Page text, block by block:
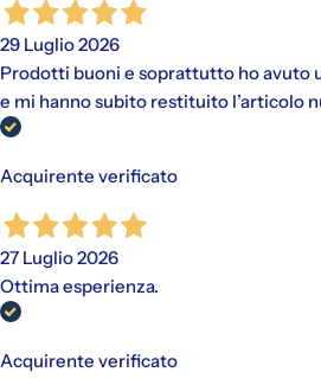
29 Luglio 2026
Prodotti buoni e soprattutto ho avuto
e mi hanno subito restituito l’articolo
Acquirente verificato
27 Luglio 2026
Ottima esperienza.
Acquirente verificato